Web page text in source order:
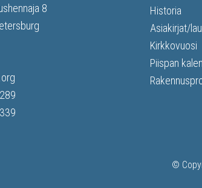
8
Historia
Asiakirjat/
Kirkkovuosi
Piispan
©